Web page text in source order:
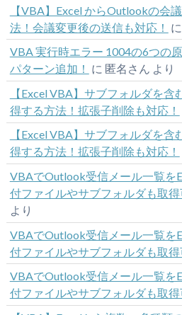
【VBA】Excel からOutlookの会
法！会議変更後の送信も対応！ に
VBA 実行時エラー 1004の6つの
パターン追加！ に 匿名さん より
【Excel VBA】サブフォルダを
得する方法！拡張子削除も対応！
【Excel VBA】サブフォルダを
得する方法！拡張子削除も対応！
VBAでOutlook受信メール一覧を
付ファイルやサブフォルダも取得
より
VBAでOutlook受信メール一覧を
付ファイルやサブフォルダも取得
VBAでOutlook受信メール一覧を
付ファイルやサブフォルダも取得